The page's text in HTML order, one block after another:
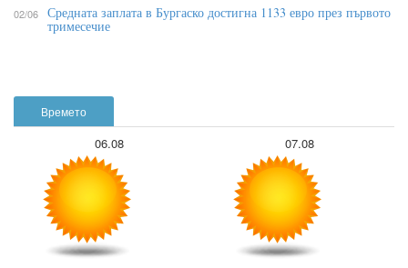
Времето
06.08 07.08
02/06 Средната заплата в Бургаско достигна 1133 евро през първото
тримесечие